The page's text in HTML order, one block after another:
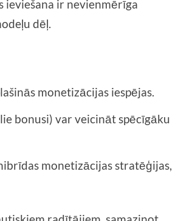
ieviešana ir nevienmērīga
dēļ.
monetizācijas iespējas.
bonusi) var veicināt spēcīgāku
monetizācijas stratēģijas,